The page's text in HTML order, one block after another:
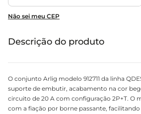
Não sei meu CEP
Descrição do produto
O conjunto Arlig modelo 912711 da linha
suporte de embutir, acabamento na cor
circuito de 20 A com configuração 2P+T. O
com a fiação por borne passante, facilitando